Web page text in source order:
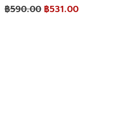
฿590.00 ฿531.00